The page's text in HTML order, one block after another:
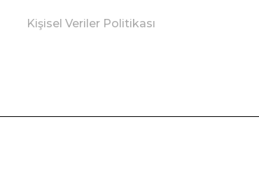
Kişisel Veriler Politikası